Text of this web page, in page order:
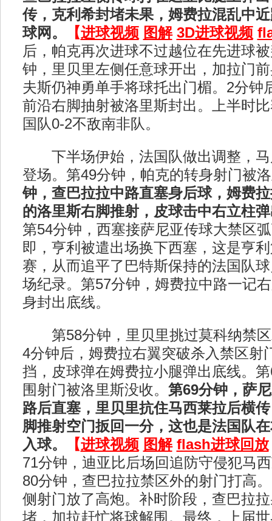
传，克利希封堵未果，姆费拉混乱中
球网。
【进球视频 图解 3D进球视频
后，帕克再次进球不过越位在先进球
钟，里贝里左侧任意球开出，加拉门
夫斯仍神勇单手将球托出门楣。2分钟
前沿右脚抽射被洛里斯封出。上半时
国队0-2不敌南非队。
下半场伊始，法国队做出调整，马
登场。第49分钟，帕克的转身射门被
钟，查巴拉拉中路直塞身后球，姆费
的洛里斯右脚推射，皮球击中右立柱
第54分钟，西塞接萨尼亚传球大禁区
即，亨利被遣出场换下西塞，这是亨
赛，从而追平了巴特斯保持的法国队
场纪录。第57分钟，姆费拉中路一记
身封出底线。
第58分钟，里贝里挑过莫科纳禁区
4分钟后，姆费拉右翼突破杀入禁区射
挡，皮球弹在姆费拉小腿弹出底线。
围射门被洛里斯没收。 第69分钟，萨
路后直塞，里贝里抗住马西莱拉后横
脚推射空门扳回一分，这也是法国队
入球。
【进球视频 图解 flash进球回放
71分钟，迪亚比后场回追防守侵犯马
80分钟，查巴拉拉禁区外的射门打高
侧射门放了高炮。补时阶段，查巴拉
堵，加拉赶忙将球解围。最终，上届